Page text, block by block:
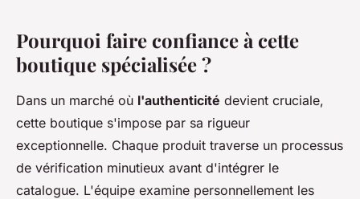
Pourquoi faire confiance à cette
boutique spécialisée ?
Dans un marché où l'authenticité devient cruciale,
cette boutique s'impose par sa rigueur
exceptionnelle. Chaque produit traverse un processus
de vérification minutieux avant d'intégrer le
catalogue. L'équipe examine personnellement les